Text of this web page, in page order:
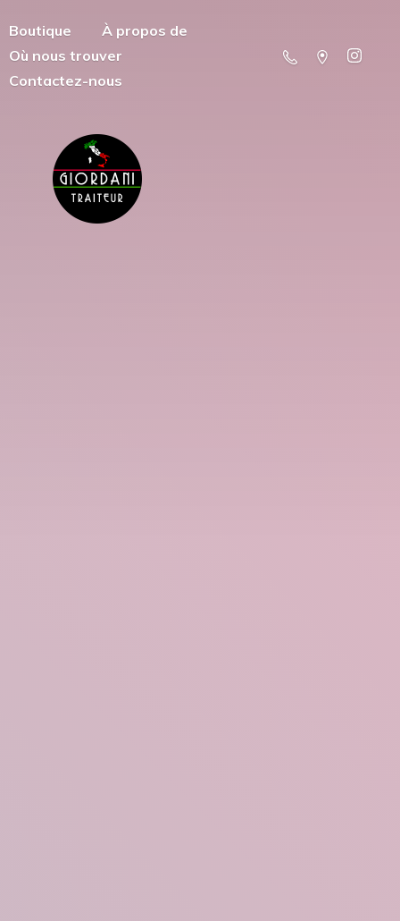
Boutique
À propos de
Où nous trouver
Contactez-nous